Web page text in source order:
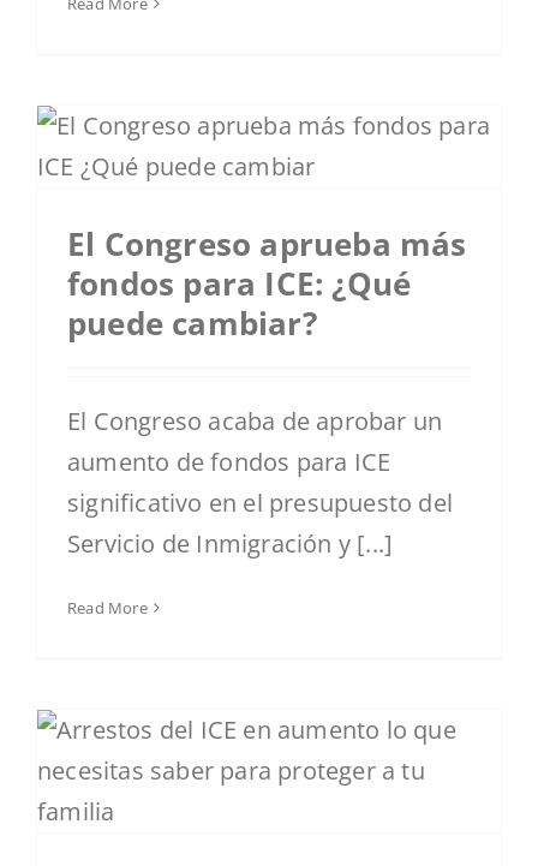
El Congreso aprueba más
fondos para ICE: ¿Qué
puede cambiar?
El Congreso acaba de aprobar un
aumento de fondos para ICE
significativo en el presupuesto del
Servicio de Inmigración y [...]
Read More